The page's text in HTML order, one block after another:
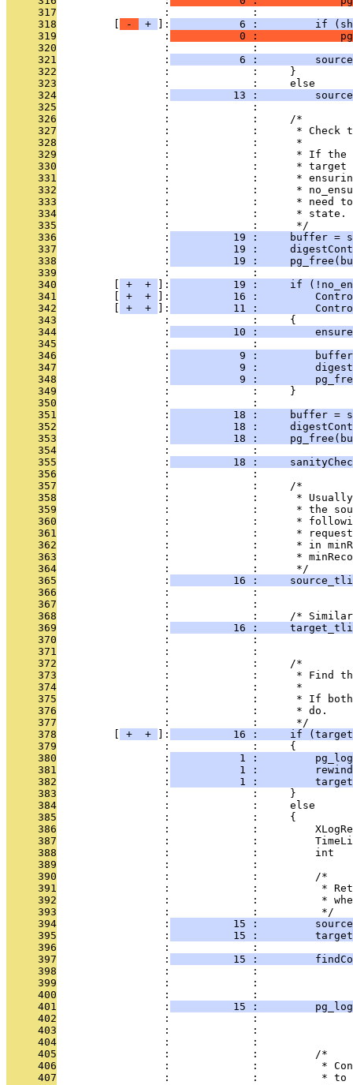
     317
                 :             :
     318
- + ]:
6 :         if
     319
                 :
0 :
     320
                 :             :
     321
                 :
6 :
     322
                 :             :     }
     323
                 :             :     else
     324
                 :
13 :
     325
                 :             :
     326
                 :             :     /*
     327
:             :      * Check
     328
                 :             :      *
     329
:             :      * If
     330
:             :      *
     331
:             :      *
     332
:             :      *
     333
:             :      * need
     334
                 :             :      * state.
     335
                 :             :      */
     336
                 :
19 :     buffer =
     337
                 :
19 :
     338
                 :
19 :
     339
                 :             :
     340
+ + ]:
19 :     if
     341
+ + ]:
16 :
     342
+ + ]:
11 :
     343
                 :             :     {
     344
                 :
10 :
     345
                 :             :
     346
                 :
9 :
     347
                 :
9 :
     348
                 :
9 :
     349
                 :             :     }
     350
                 :             :
     351
                 :
18 :     buffer =
     352
                 :
18 :
     353
                 :
18 :
     354
                 :             :
     355
                 :
18 :
     356
                 :             :
     357
                 :             :     /*
     358
:             :      *
     359
:             :      * the
     360
:             :      *
     361
:             :      *
     362
:             :      * in
     363
:             :      *
     364
                 :             :      */
     365
                 :
16 :
     366
:             :
     367
                 :             :
     368
:             :     /*
     369
                 :
16 :
     370
:             :
     371
                 :             :
     372
                 :             :     /*
     373
:             :      * Find
     374
                 :             :      *
     375
:             :      * If
     376
                 :             :      * do.
     377
                 :             :      */
     378
+ + ]:
16 :     if
     379
                 :             :     {
     380
                 :
1 :
     381
                 :
1 :
     382
                 :
1 :
     383
                 :             :     }
     384
                 :             :     else
     385
                 :             :     {
     386
:             :
     387
:             :
     388
:             :         int
     389
                 :             :
     390
                 :             :         /*
     391
:             :          *
     392
:             :          *
     393
                 :             :          */
     394
                 :
15 :
     395
                 :
15 :
     396
                 :             :
     397
                 :
15 :
     398
:             :
     399
:             :
     400
                 :             :
     401
                 :
15 :
     402
:             :
     403
:             :
     404
                 :             :
     405
                 :             :         /*
     406
:             :          *
     407
:             :          *